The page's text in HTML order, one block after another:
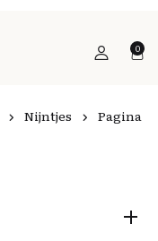
0
Nijntjes
Pagina